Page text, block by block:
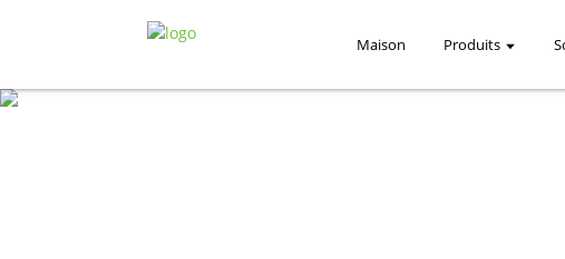
Maison Produits